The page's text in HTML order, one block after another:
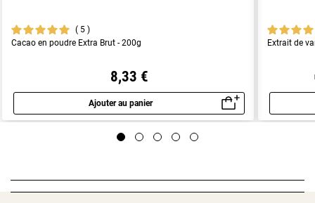
5
Cacao en poudre Extra Brut - 200g
8,33 €
Ajouter au panier
Aperçu rapide
Extrait de